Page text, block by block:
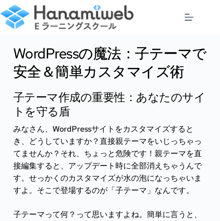
ン
テ
WordPressの魔法：子テーマで
安全＆簡単カスタマイズ術
子テーマ作成の重要性：あなたのサイ
トを守る盾
みなさん、WordPressサイトをカスタマイズすると
き、どうしていますか？直接親テーマをいじっちゃっ
てませんか？それ、ちょっと危険です！親テーマを直
接編集すると、アップデート時に全部消えちゃうんで
す。せっかくのカスタマイズが水の泡になっちゃいま
すよ。そこで登場するのが「子テーマ」なんです。
子テーマって何？って思いますよね。簡単に言うと、